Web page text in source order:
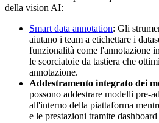
della vision AI:
Smart data annotation: Gli
aiutano i team a etichettare i
funzionalità come l'annotazione
le scorciatoie da tastiera che
annotazione.
Addestramento integrato dei
possono addestrare modelli pre-
all'interno della piattaforma
e le prestazioni tramite